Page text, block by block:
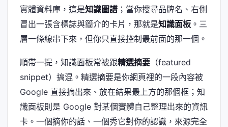
實體資料庫，這是知識圖譜 ；當你搜尋品牌名、右側
冒出一張含標誌與簡介的卡片，那就是知識面板 。三
層一條線串下來，但你只直接控制最前面的那一個。
順帶一提，知識面板常被跟精選摘要 （featured
snippet）搞混。精選摘要是你網頁裡的一段內容被
Google 直接摘出來、放在結果最上方的那個框；知
識面板則是 Google 對某個實體自己整理出來的資訊
卡。一個摘你的話、一個秀它對你的認識，來源完全